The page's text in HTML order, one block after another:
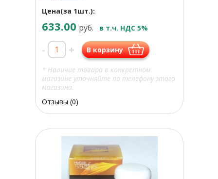
Цена(за 1шт.):
633.00 руб. в т.ч. НДС 5%
- + В корзину
* Наличие товара в конкретном
магазине уточняйте по телефону этого
магазина.
Отзывы (0)